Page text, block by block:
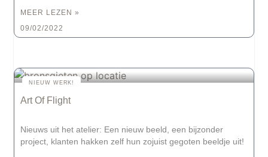
MEER LEZEN »
09/02/2022
NIEUW WERK!
Art Of Flight
Nieuws uit het atelier: Een nieuw beeld, een bijzonder
project, klanten hakken zelf hun zojuist gegoten beeldje uit!